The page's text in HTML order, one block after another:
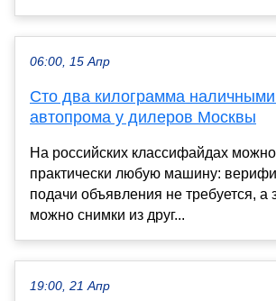
06:00, 15 Апр
Сто два килограмма
автопрома у дилеров Москвы
На российских классифайдах можно
практически любую машину:
подачи объявления не требуется, а
можно снимки из друг...
19:00, 21 Апр